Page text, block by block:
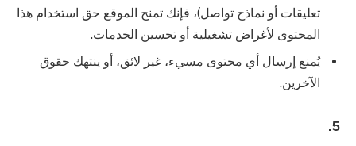
تعليقات أو نماذج تواصل)، فإنك تمنح الموقع حق استخدام هذا
المحتوى لأغراض تشغيلية أو تحسين الخدمات.
يُمنع إرسال أي محتوى مسيء، غير لائق، أو ينتهك حقوق
الآخرين.
5.